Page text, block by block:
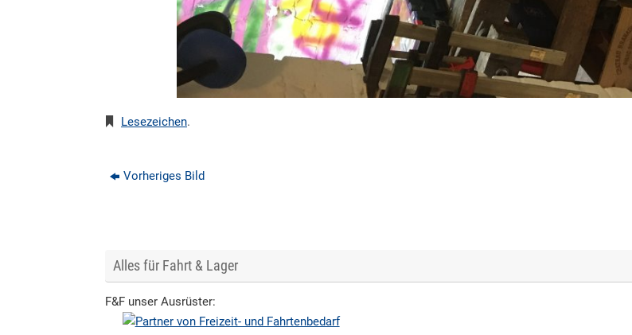
Lesezeichen.
Vorheriges Bild
Alles für Fahrt & Lager
F&F unser Ausrüster: